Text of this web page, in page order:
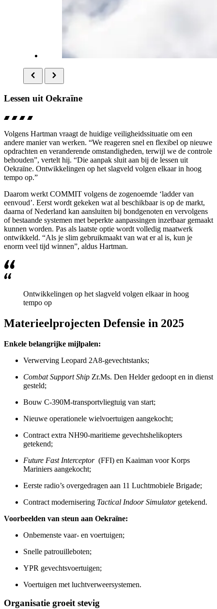
Lessen uit Oekraïne
Volgens Hartman vraagt de huidige veiligheidssituatie om een
andere manier van werken. “We reageren snel en flexibel op nieuwe
opdrachten en veranderende omstandigheden, terwijl we de controle
behouden”, vertelt hij. “Die aanpak sluit aan bij de lessen uit
Oekraïne. Ontwikkelingen op het slagveld volgen elkaar in hoog
tempo op.”
Daarom werkt COMMIT volgens de zogenoemde ‘ladder van
eenvoud’. Eerst wordt gekeken wat al beschikbaar is op de markt,
daarna of Nederland kan aansluiten bij bondgenoten en vervolgens
of bestaande systemen met beperkte aanpassingen inzetbaar gemaakt
kunnen worden. Pas als laatste optie wordt volledig maatwerk
ontwikkeld. “Als je slim gebruikmaakt van wat er al is, kun je
enorm veel tijd winnen”, aldus Hartman.
Ontwikkelingen op het slagveld volgen elkaar in hoog
tempo op
Materieelprojecten Defensie in 2025
Enkele belangrijke mijlpalen:
Verwerving Leopard 2A8-gevechtstanks;
Combat Support Ship Zr.Ms. Den Helder gedoopt en in dienst
gesteld;
Bouw C-390M-transportvliegtuig van start;
Nieuwe operationele wielvoertuigen aangekocht;
Contract extra NH90-maritieme gevechtshelikopters
getekend;
Future Fast Interceptor (FFI) en Kaaiman voor Korps
Mariniers aangekocht;
Eerste radio’s overgedragen aan 11 Luchtmobiele Brigade;
Contract modernisering Tactical Indoor Simulatorgetekend.
Voorbeelden van steun aan Oekraïne:
Onbemenste vaar- en voertuigen;
Snelle patrouilleboten;
YPR gevechtsvoertuigen;
Voertuigen met luchtverweersystemen.
Organisatie groeit stevig